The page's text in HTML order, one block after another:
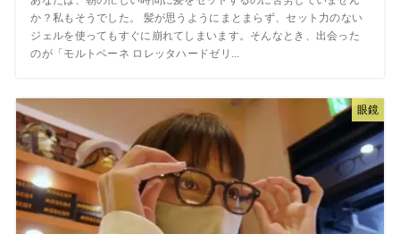
か？私もそうでした。 髪が思うようにまとまらず、セット力のない
ジェルを使ってもすぐに崩れてしまいます。そんなとき、出会った
のが「モルトベーネ ロレッタハードゼリ...
眼鏡